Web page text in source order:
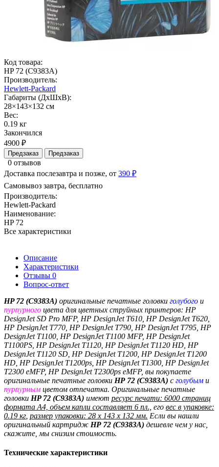
Код товара:
HP 72 (C9383A)
Производитель:
Hewlett-Packard
Габариты (ДхШхВ):
28×143×132 см
Вес:
0.19 кг
Закончился
4900 ₽
Предзаказ Предзаказ
0 отзывов
Доставка послезавтра и позже, от 390 ₽
Самовывоз завтра, бесплатно
Производитель:
Hewlett-Packard
Наименование:
HP 72
Все характеристики
Описание
Характеристики
Отзывы 0
Вопрос-ответ
HP 72 (C9383A) оригинальные печатные головки голубого и
пурпурного цвета для цветных струйных принтеров: HP
DesignJet SD Pro MFP, HP DesignJet T610, HP DesignJet T620,
HP DesignJet T770, HP DesignJet T790, HP DesignJet T795, HP
DesignJet T1100, HP DesignJet T1100 MFP, HP DesignJet
T1100PS, HP DesignJet T1120, HP DesignJet T1120 HD, HP
DesignJet T1120 SD, HP DesignJet T1200, HP DesignJet T1200
HD, HP DesignJet T1200ps, HP DesignJet T1300, HP DesignJet
T2300 eMFP, HP DesignJet T2300ps eMFP, вы покупаете
оригинальные печатные головки HP 72 (C9383A) с голубым и
пурпурным цветом отпечатка. Оригинальные печатные
головки HP 72 (C9383A) имеют ресурс печати: 6000 страниц
формата A4, объем капли составляет 6 пл., его вес в упаковке:
0.19 кг размер упаковки: 28 x 143 x 132 мм. Если вы нашли
оригинальный картридж HP 72 (C9383A) дешевле чем у нас,
скажите, мы снизим стоимость.
Технические характеристики